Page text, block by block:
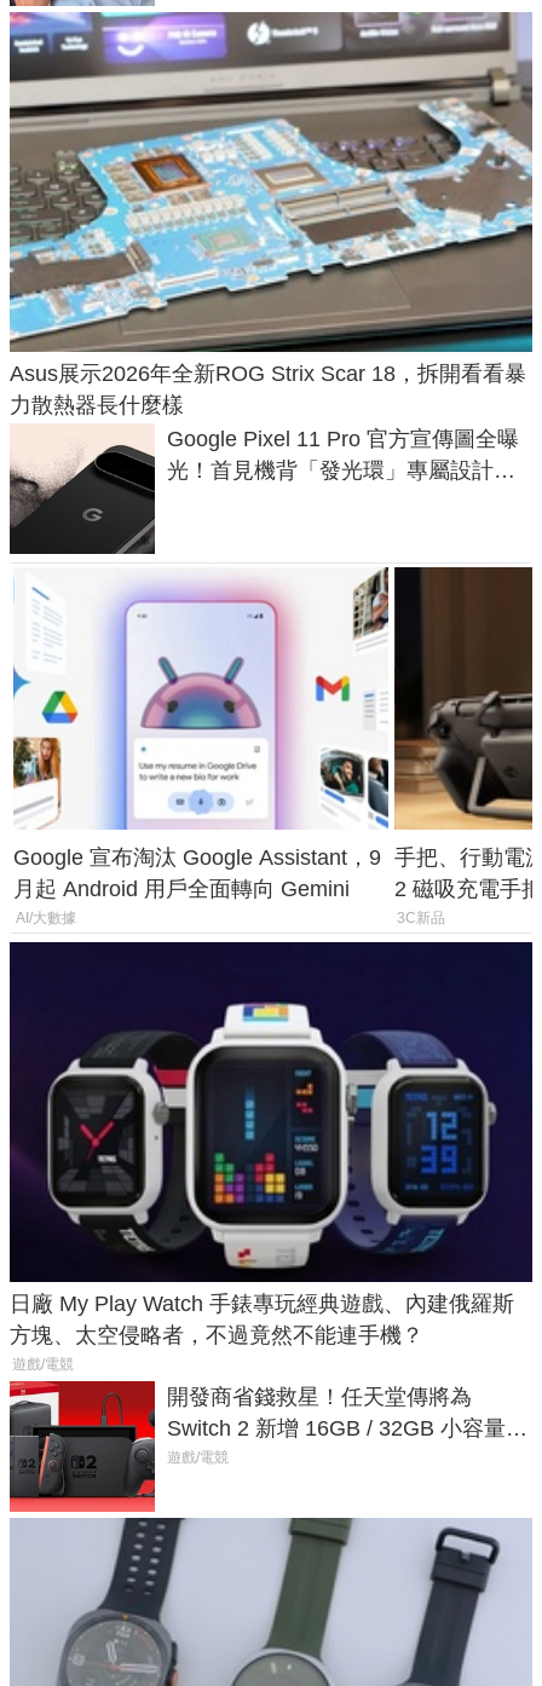
Asus展示2026年全新ROG Strix Scar 18，拆開看看暴
力散熱器長什麼樣
Google Pixel 11 Pro 官方宣傳圖全曝
光！首見機背「發光環」專屬設計、
Google 宣布淘汰 Google Assistant，9
月起 Android 用戶全面轉向 Gemini
AI/大數據
手把、行動電
2 磁吸充電手
倍
3C新品
日廠 My Play Watch 手錶專玩經典遊戲、內建俄羅斯
方塊、太空侵略者，不過竟然不能連手機？
遊戲/電競
開發商省錢救星！任天堂傳將為
Switch 2 新增 16GB / 32GB 小容量遊
戲卡的選擇
遊戲/電競